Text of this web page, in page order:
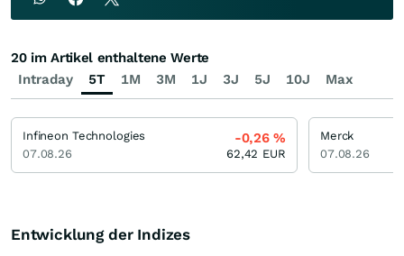
Entwicklung der Indizes
Intraday 5T 1M 3M 1J 3J 5J 10J Max
20 im Artikel enthaltene Werte
Infineon Technologies
07.08.26
-0,26%
62,42 EUR
Merck
07.08.26